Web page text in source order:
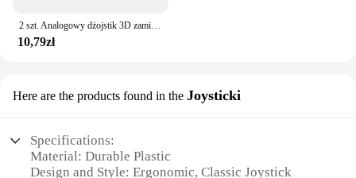
10,79zł
Here are the products found in the Joysticki
Specifications:
Material: Durable Plastic
Design and Style: Ergonomic, Classic Joystick